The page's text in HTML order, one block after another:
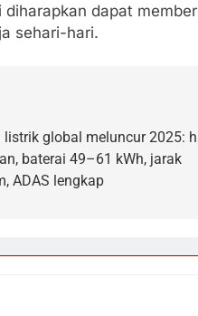
dapat
sehari-hari.
listrik global meluncur 2025:
baterai 49–61 kWh, jarak
ADAS lengkap